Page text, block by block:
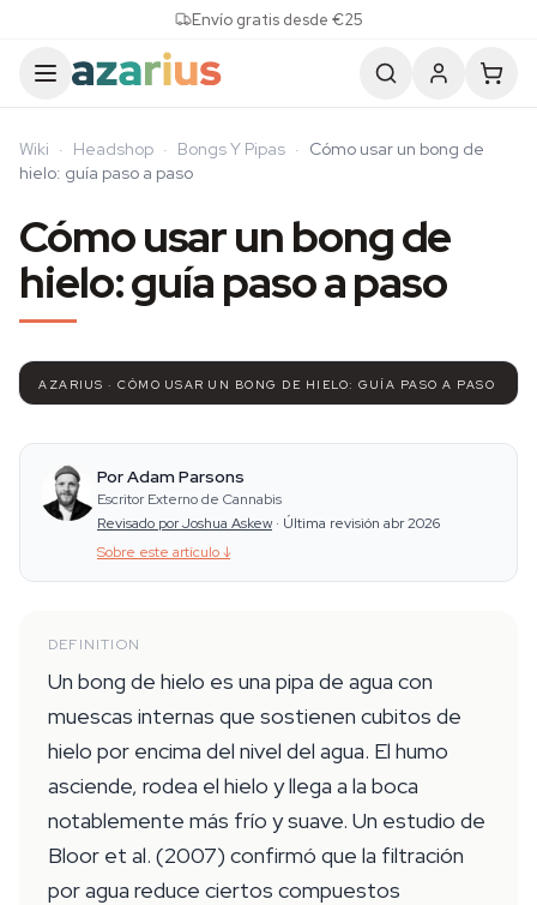
Envío gratis desde €25
Wiki · Headshop · Bongs Y Pipas · Cómo usar un bong de
hielo: guía paso a paso
Cómo usar un bong de
hielo: guía paso a paso
AZARIUS · CÓMO USAR UN BONG DE HIELO: GUÍA PASO A PASO
Por Adam Parsons
Escritor Externo de Cannabis
Revisado por Joshua Askew · Última revisión abr 2026
Sobre este artículo↓
DEFINITION
Un bong de hielo es una pipa de agua con
muescas internas que sostienen cubitos de
hielo por encima del nivel del agua. El humo
asciende, rodea el hielo y llega a la boca
notablemente más frío y suave. Un estudio de
Bloor et al. (2007) confirmó que la filtración
por agua reduce ciertos compuestos